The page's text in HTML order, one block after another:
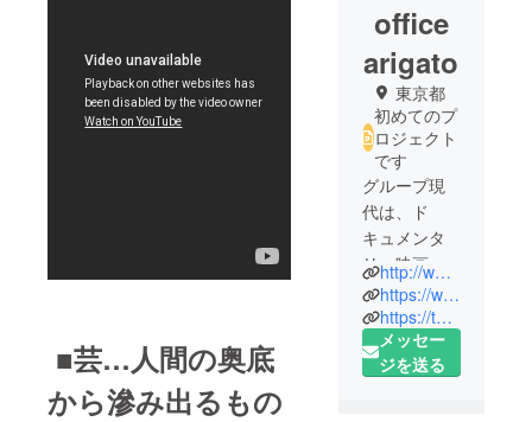
■芸…人間の奥底
から滲み出るもの
office
arigato
東京都
初めてのプ
ロジェクト
です
グループ現
代は、ド
キュメンタ
リー映画、
テレビ番
組、広報・
教育映像、
展示映像、
http://www.g-gendai.co.jp/
https://www.facebook.com/ninjobanashinofukudanji
https://twitter.com/fukudanji_ninjo
メッセー
ジを送る